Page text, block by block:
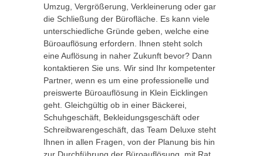
Umzug, Vergrößerung, Verkleinerung oder gar
die Schließung der Bürofläche. Es kann viele
unterschiedliche Gründe geben, welche eine
Büroauflösung erfordern. Ihnen steht solch
eine Auflösung in naher Zukunft bevor? Dann
kontaktieren Sie uns. Wir sind Ihr kompetenter
Partner, wenn es um eine professionelle und
preiswerte Büroauflösung in Klein Eicklingen
geht. Gleichgültig ob in einer Bäckerei,
Schuhgeschäft, Bekleidungsgeschäft oder
Schreibwarengeschäft, das Team Deluxe steht
Ihnen in allen Fragen, von der Planung bis hin
zur Durchführung der Büroauflösung, mit Rat